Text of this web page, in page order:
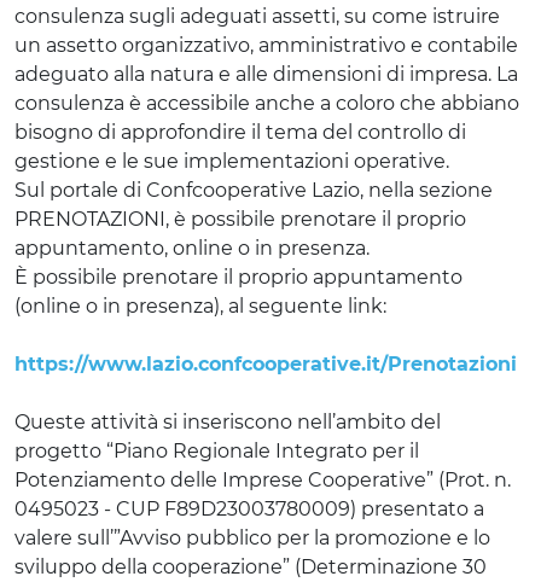
consulenza sugli adeguati assetti, su come istruire
un assetto organizzativo, amministrativo e contabile
adeguato alla natura e alle dimensioni di impresa. La
consulenza è accessibile anche a coloro che abbiano
bisogno di approfondire il tema del controllo di
gestione e le sue implementazioni operative.
Sul portale di Confcooperative Lazio, nella sezione
PRENOTAZIONI, è possibile prenotare il proprio
appuntamento, online o in presenza.
È possibile prenotare il proprio appuntamento
(online o in presenza), al seguente link:
https://www.lazio.confcooperative.it/Prenotazioni
Queste attività si inseriscono nell’ambito del
progetto “Piano Regionale Integrato per il
Potenziamento delle Imprese Cooperative” (Prot. n.
0495023 - CUP F89D23003780009) presentato a
valere sull’”Avviso pubblico per la promozione e lo
sviluppo della cooperazione” (Determinazione 30